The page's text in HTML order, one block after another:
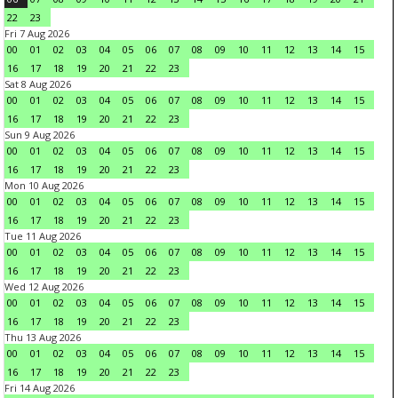
22
23
Fri 7 Aug 2026
00
01 02 03 04 05 06 07 08 09 10 11 12 13 14
15
16
17 18 19 20 21 22
23
Sat 8 Aug 2026
00
01 02 03 04 05 06 07 08 09 10 11 12 13 14
15
16
17 18 19 20 21 22
23
Sun 9 Aug 2026
00
01 02 03 04 05 06 07 08 09 10 11 12 13 14
15
16
17 18 19 20 21 22
23
Mon 10 Aug 2026
00
01 02 03 04 05 06 07 08 09 10 11 12 13 14
15
16
17 18 19 20 21 22
23
Tue 11 Aug 2026
00
01 02 03 04 05 06 07 08 09 10 11 12 13 14
15
16
17 18 19 20 21 22
23
Wed 12 Aug 2026
00
01 02 03 04 05 06 07 08 09 10 11 12 13 14
15
16
17 18 19 20 21 22
23
Thu 13 Aug 2026
00
01 02 03 04 05 06 07 08 09 10 11 12 13 14
15
16
17 18 19 20 21 22
23
Fri 14 Aug 2026